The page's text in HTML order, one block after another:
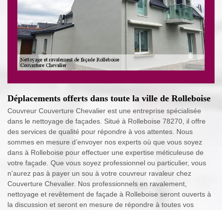
Déplacements offerts dans toute la ville de Rolleboise
Couvreur Couverture Chevalier est une entreprise spécialisée
dans le nettoyage de façades. Situé à Rolleboise 78270, il offre
des services de qualité pour répondre à vos attentes. Nous
sommes en mesure d’envoyer nos experts où que vous soyez
dans à Rolleboise pour effectuer une expertise méticuleuse de
votre façade. Que vous soyez professionnel ou particulier, vous
n’aurez pas à payer un sou à votre couvreur ravaleur chez
Couverture Chevalier. Nos professionnels en ravalement,
nettoyage et revêtement de façade à Rolleboise seront ouverts à
la discussion et seront en mesure de répondre à toutes vos